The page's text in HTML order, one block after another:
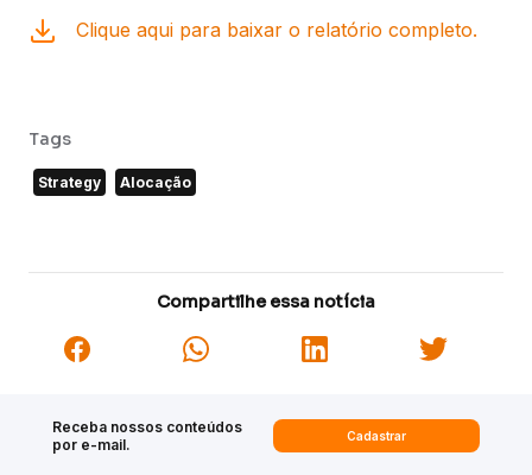
Clique aqui para baixar o relatório completo.
Tags
Strategy Alocação
Compartilhe essa notícia
Receba nossos conteúdos
por e-mail.
Cadastrar